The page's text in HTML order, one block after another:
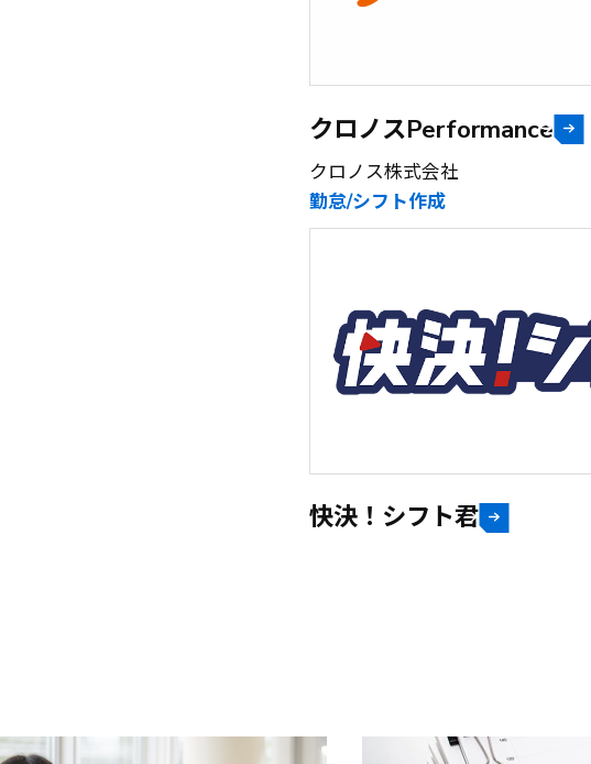
クロノスPerformance
クロノス株式会社
勤怠/シフト作成
快決！シフト君